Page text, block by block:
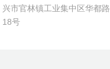
兴市官林镇工业集中区华都路
18号